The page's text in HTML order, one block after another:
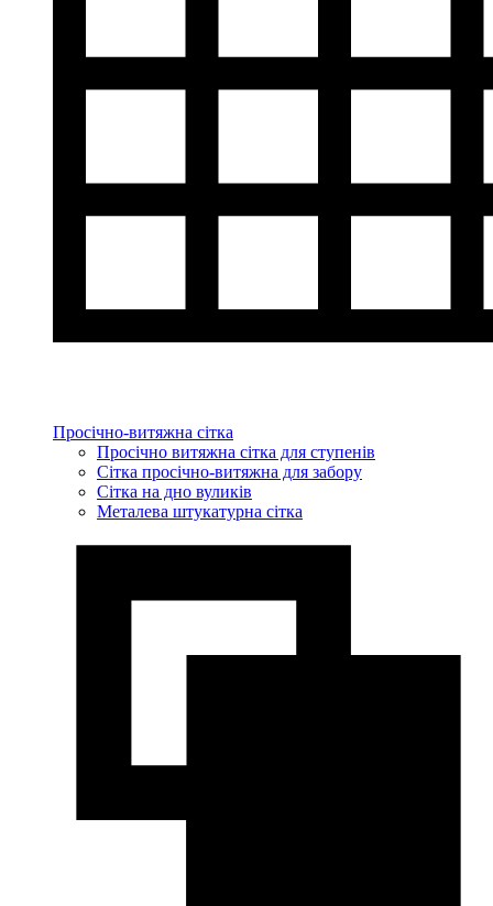
Просічно-витяжна сітка
Просічно витяжна сітка для ступенів
Сітка просічно-витяжна для забору
Сітка на дно вуликів
Металева штукатурна сітка